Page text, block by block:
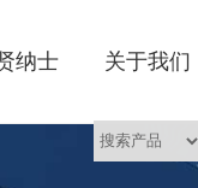
纳士 关于我们